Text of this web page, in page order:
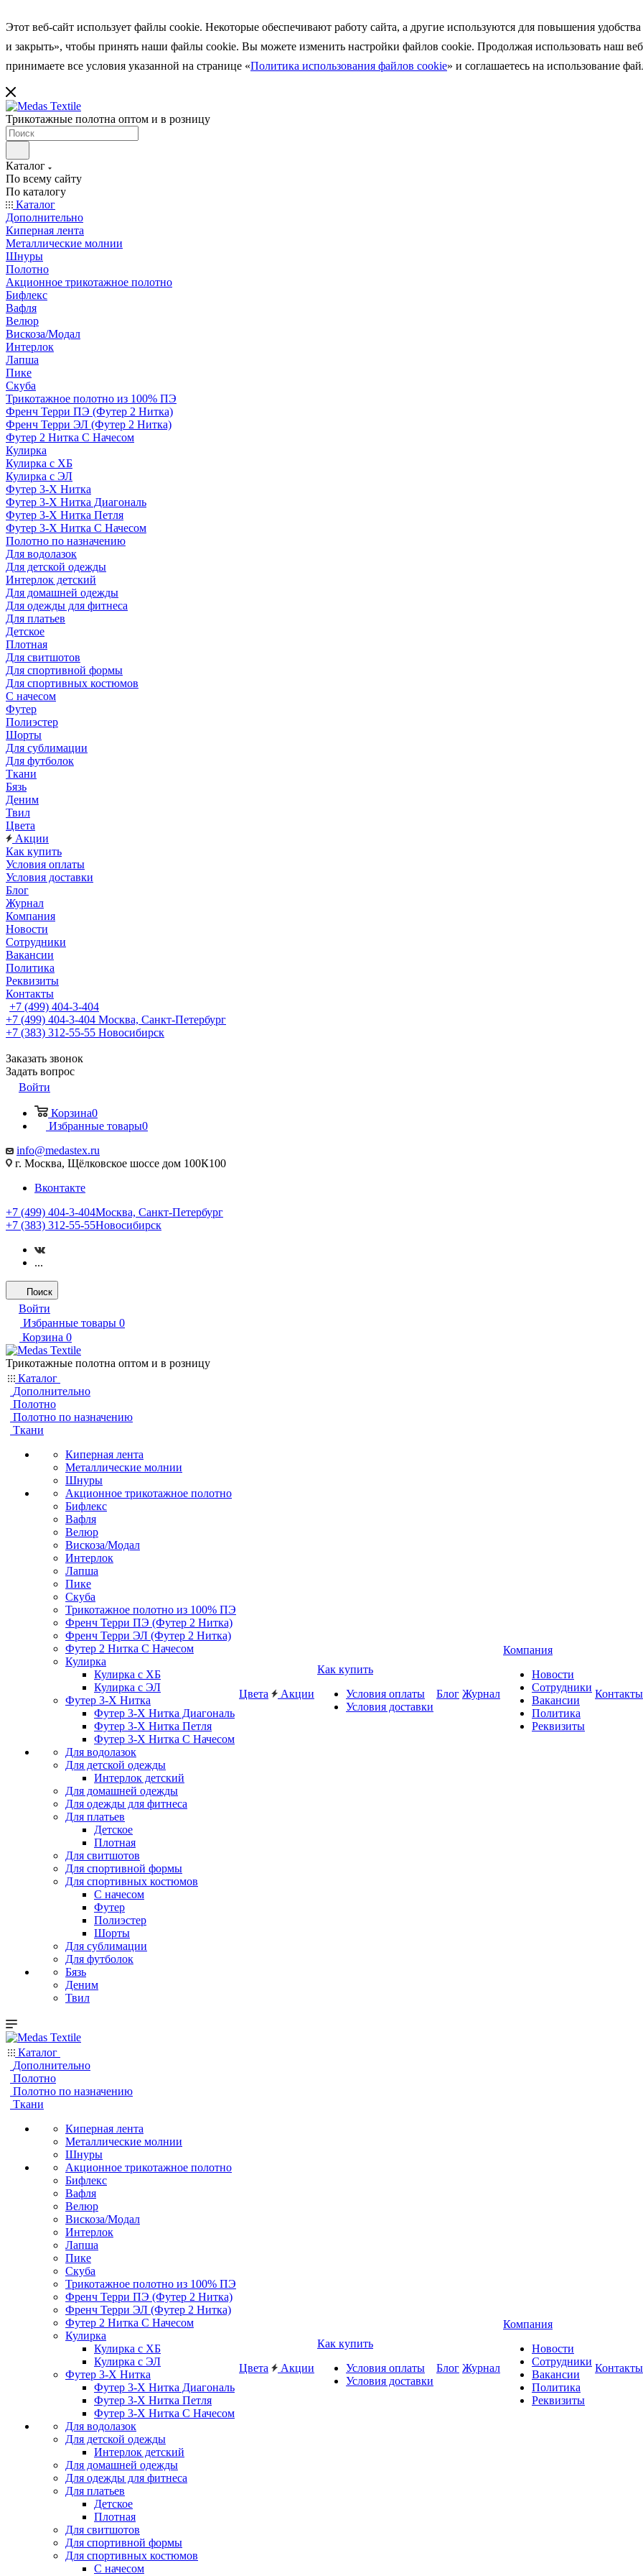
Этот веб-сайт использует файлы cookie. Некоторые обеспечивают работу сайта, а другие используются для повышения
и закрыть», чтобы принять наши файлы cookie. Вы можете изменить настройки файлов cookie. Продолжая использовать наш
принимаете все условия указанной на странице «Политика использования файлов cookie» и соглашаетесь на использование
Трикотажные полотна оптом и в розницу
Каталог
По всему сайту
По каталогу
Каталог
Дополнительно
Киперная лента
Металлические молнии
Шнуры
Полотно
Акционное трикотажное полотно
Бифлекс
Вафля
Велюр
Вискоза/Модал
Интерлок
Лапша
Пике
Скуба
Трикотажное полотно из 100% ПЭ
Френч Терри ПЭ (Футер 2 Нитка)
Френч Терри ЭЛ (Футер 2 Нитка)
Футер 2 Нитка С Начесом
Кулирка
Кулирка с ХБ
Кулирка с ЭЛ
Футер 3-Х Нитка
Футер 3-Х Нитка Диагональ
Футер 3-Х Нитка Петля
Футер 3-Х Нитка С Начесом
Полотно по назначению
Для водолазок
Для детской одежды
Интерлок детский
Для домашней одежды
Для одежды для фитнеса
Для платьев
Детское
Плотная
Для свитшотов
Для спортивной формы
Для спортивных костюмов
С начесом
Футер
Полиэстер
Шорты
Для сублимации
Для футболок
Ткани
Бязь
Деним
Твил
Цвета
Акции
Как купить
Условия оплаты
Условия доставки
Блог
Журнал
Компания
Новости
Сотрудники
Вакансии
Политика
Реквизиты
Контакты
+7 (499) 404-3-404
+7 (499) 404-3-404 Москва, Санкт-Петербург
+7 (383) 312-55-55 Новосибирск
Заказать звонок
Задать вопрос
Войти
Корзина0
Избранные товары0
info@medastex.ru
г. Москва, Щёлковское шоссе дом 100К100
Вконтакте
+7 (499) 404-3-404Москва, Санкт-Петербург
+7 (383) 312-55-55Новосибирск
...
Поиск
Войти
Избранные товары 0
Корзина 0
Трикотажные полотна оптом и в розницу
Каталог
Дополнительно
Полотно
Полотно по назначению
Ткани
Киперная лента
Металлические молнии
Шнуры
Акционное трикотажное полотно
Бифлекс
Вафля
Велюр
Вискоза/Модал
Интерлок
Лапша
Пике
Скуба
Трикотажное полотно из 100% ПЭ
Френч Терри ПЭ (Футер 2 Нитка)
Френч Терри ЭЛ (Футер 2 Нитка)
Футер 2 Нитка С Начесом
Кулирка
Кулирка с ХБ
Кулирка с ЭЛ
Футер 3-Х Нитка
Футер 3-Х Нитка Диагональ
Футер 3-Х Нитка Петля
Футер 3-Х Нитка С Начесом
Для водолазок
Для детской одежды
Интерлок детский
Для домашней одежды
Для одежды для фитнеса
Для платьев
Детское
Плотная
Для свитшотов
Для спортивной формы
Для спортивных костюмов
С начесом
Футер
Полиэстер
Шорты
Для сублимации
Для футболок
Бязь
Деним
Твил
Цвета Акции
Как купить
Условия оплаты
Условия доставки
Блог Журнал
Компания
Новости
Сотрудники
Вакансии
Политика
Реквизиты
Контакты
Каталог
Дополнительно
Полотно
Полотно по назначению
Ткани
Киперная лента
Металлические молнии
Шнуры
Акционное трикотажное полотно
Бифлекс
Вафля
Велюр
Вискоза/Модал
Интерлок
Лапша
Пике
Скуба
Трикотажное полотно из 100% ПЭ
Френч Терри ПЭ (Футер 2 Нитка)
Френч Терри ЭЛ (Футер 2 Нитка)
Футер 2 Нитка С Начесом
Кулирка
Кулирка с ХБ
Кулирка с ЭЛ
Футер 3-Х Нитка
Футер 3-Х Нитка Диагональ
Футер 3-Х Нитка Петля
Футер 3-Х Нитка С Начесом
Для водолазок
Для детской одежды
Интерлок детский
Для домашней одежды
Для одежды для фитнеса
Для платьев
Детское
Плотная
Для свитшотов
Для спортивной формы
Для спортивных костюмов
С начесом
Цвета Акции
Как купить
Условия оплаты
Условия доставки
Блог Журнал
Компания
Новости
Сотрудники
Вакансии
Политика
Реквизиты
Контакты